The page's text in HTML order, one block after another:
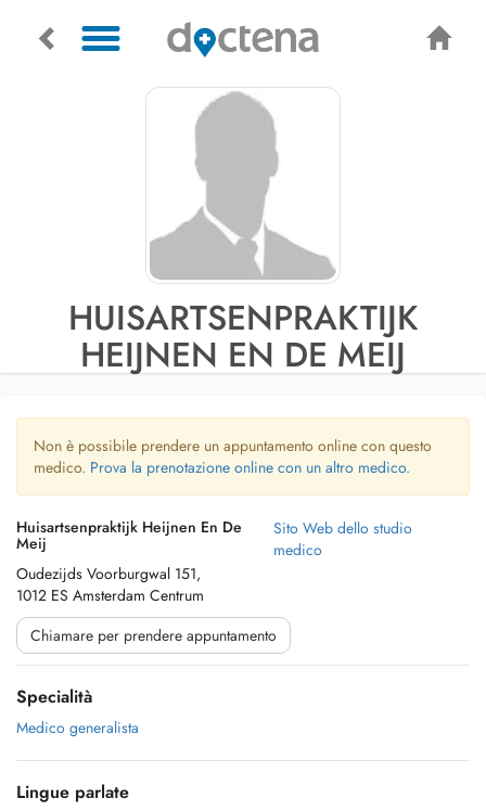
HUISARTSENPRAKTIJK
HEIJNEN EN DE MEIJ
Non è possibile prendere un appuntamento online con questo
medico. Prova la prenotazione online con un altro medico.
Huisartsenpraktijk Heijnen En De
Meij
Oudezijds Voorburgwal 151,
1012 ES Amsterdam Centrum
Sito Web dello studio
medico
Chiamare per prendere appuntamento
Specialità
Medico generalista
Lingue parlate